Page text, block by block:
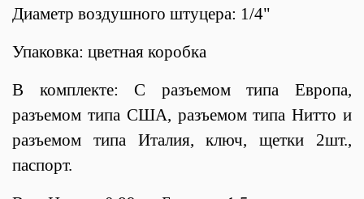
Диаметр воздушного штуцера: 1/4"
Упаковка: цветная коробка
В комплекте: С разъемом типа Европа,
разъемом типа США, разъемом типа Нитто и
разъемом типа Италия, ключ, щетки 2шт.,
паспорт.